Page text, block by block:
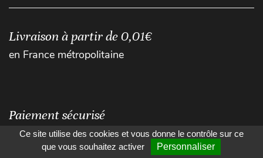
Livraison à partir de 0,01€
en France métropolitaine
Paiement sécurisé
Ce site utilise des cookies et vous donne le contrôle sur ce
que vous souhaitez activer
Personnaliser